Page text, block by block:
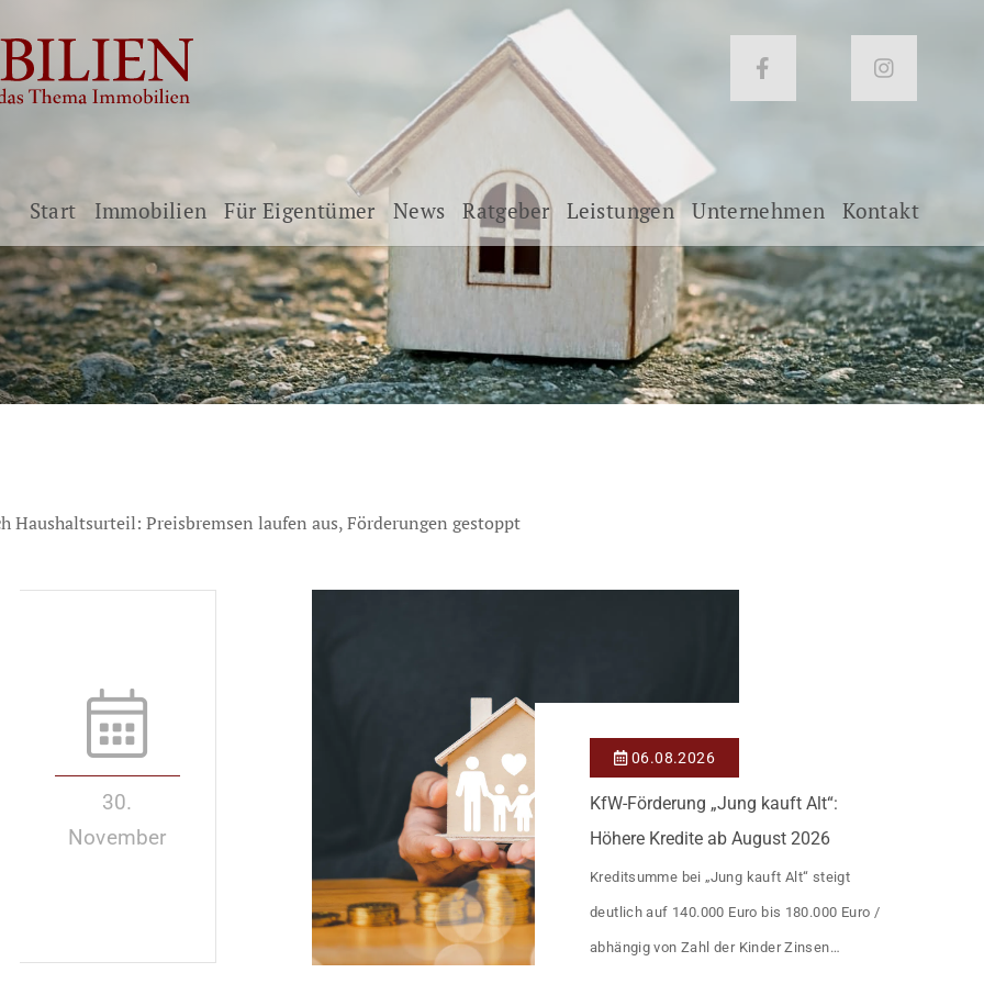
Start Immobilien Für Eigentümer News Ratgeber Leistungen Unternehmen Kontakt
Haushaltsurteil: Preisbremsen laufen aus, Förderungen gestoppt
30.
November
06.08.2026
KfW-Förderung „Jung kauft Alt“:
Höhere Kredite ab August 2026
Kreditsumme bei „Jung kauft Alt“ steigt
deutlich auf 140.000 Euro bis 180.000 Euro /
abhängig von Zahl der Kinder Zinsen